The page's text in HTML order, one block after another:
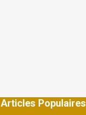
Articles Populaires